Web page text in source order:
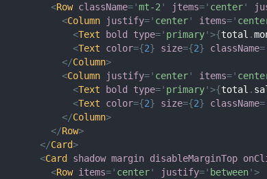
<Row className='mt-2 ' jtems=' center'
<Column justify=' center' items='
<Text bold type=' primary'>{total .
<Text color={2} size={2} className=
</Column>
<Column justify=' center' items='
<Text bold type=' primary'>{total .
<Text color={2} size={2} className=
</Column>
</Row>
</Card>
<Card shadow margin disableMarginTop
<Row items=' center' justify=' between'>